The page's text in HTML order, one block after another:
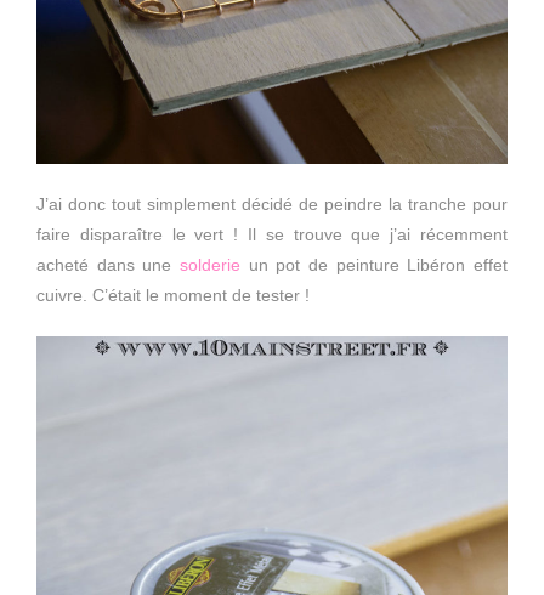
J’ai donc tout simplement décidé de peindre la tranche pour
faire disparaître le vert ! Il se trouve que j’ai récemment
acheté dans une solderie un pot de peinture Libéron effet
cuivre. C’était le moment de tester !